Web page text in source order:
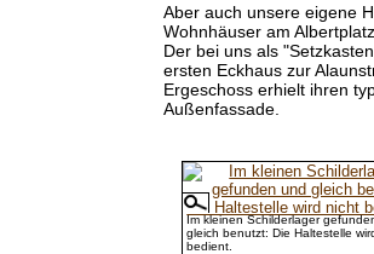
Aber auch unsere eigene
Wohnhäuser am
Der bei uns als
ersten Eckhaus zur
Ergeschoss erhielt ihren
Außenfassade.
Im kleinen Schilderlager
gleich benutzt: Die Haltestelle
bedient.